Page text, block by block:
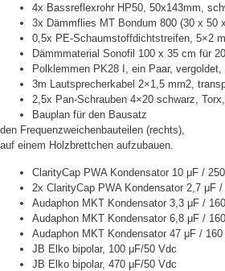
4x Bassreflexrohr HP50, 50x143mm,
3x Dämmflies MT Bondum 800 (30 x 50
0,5x PE-Schaumstoffdichtstreifen, 5×2
Dämmmaterial Sonofil 100 x 35 cm für
Polklemmen PK28 I, ein Paar, vergoldet,
3m Lautsprecherkabel 2×1,5 mm2,
2,5x Pan-Schrauben 4×20 schwarz,
Bauplan für den Bausatz
den Frequenzweichenbauteilen (rechts),
auf einem Holzbrettchen aufzubauen.
ClarityCap PWA Kondensator 10 μF /
2x ClarityCap PWA Kondensator 2,7 μF
Audaphon MKT Kondensator 3,3 μF /
Audaphon MKT Kondensator 6,8 μF /
Audaphon MKT Kondensator 47 μF / 160
JB Elko bipolar, 100 μF/50 Vdc
JB Elko bipolar, 470 μF/50 Vdc